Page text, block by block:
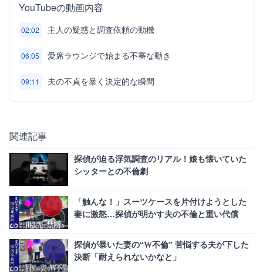
YouTubeの動画内容
02:02 主人の疑惑と調査依頼の動機
06:05 愛席ラウンジで始まる不審な動き
09:11 夫の不貞を暴く決定的な瞬間
関連記事
探偵が迫る浮気調査のリアル！娘も懐いていた
シッターとの不倫劇
「触んな！」スーツケースを片付けようとした
妻に激怒…探偵が明かす夫の不倫と重い代償
探偵が暴いた妻の“W不倫” 苦悩する夫が下した
決断「耐えられないかなと」